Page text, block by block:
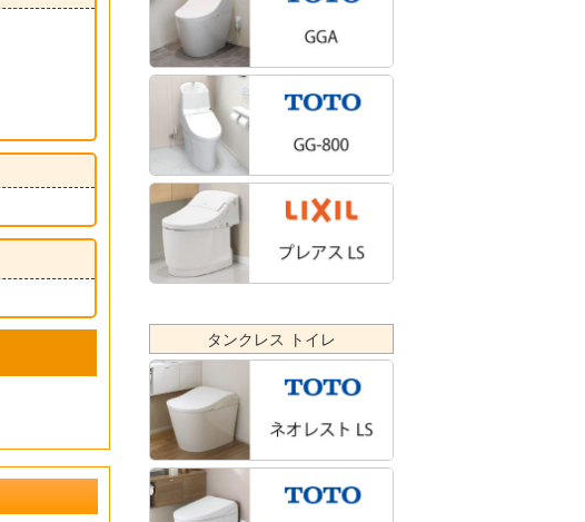
タンクレス トイレ